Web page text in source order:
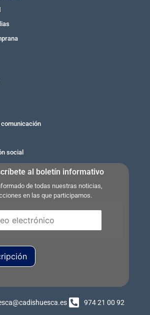
social
al boletín informativo
de todas nuestras noticias,
en las que participamos.
974 21 00 92